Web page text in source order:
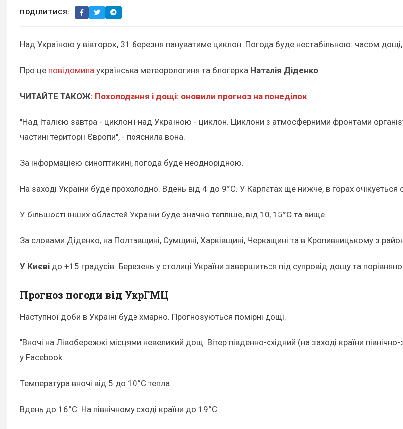
ПОДІЛИТИСЯ:
Над Україною у вівторок, 31 березня пануватиме циклон. Погода буде нестабільною: часом дощі,
Про це повідомила українська метеорологиня та блогерка Наталія Діденко.
ЧИТАЙТЕ ТАКОЖ: Похолодання і дощі: оновили прогноз на понеділок
"Над Італією завтра - циклон і над Україною - циклон. Циклони з атмосферними фронтами
частині території Європи", - пояснила вона.
За інформацією синоптикині, погода буде неоднорідною.
На заході України буде прохолодно. Вдень від 4 до 9°C. У Карпатах ще нижче, в горах очікується
У більшості інших областей України буде значно тепліше, від 10, 15°C та вище.
За словами Діденко, на Полтавщині, Сумщині, Харківщині, Черкащині та в Кропивницькому з
У Києві до +15 градусів. Березень у столиці України завершиться під супровід дощу та
Прогноз погоди від УкрГМЦ
Наступної доби в Україні буде хмарно. Прогнозуються помірні дощі.
"Вночі на Лівобережжі місцями невеликий дощ. Вітер південно-східний (на заході країни
у Facebook.
Температура вночі від 5 до 10°C тепла.
Вдень до 16°С. На північному сході країни до 19°С.